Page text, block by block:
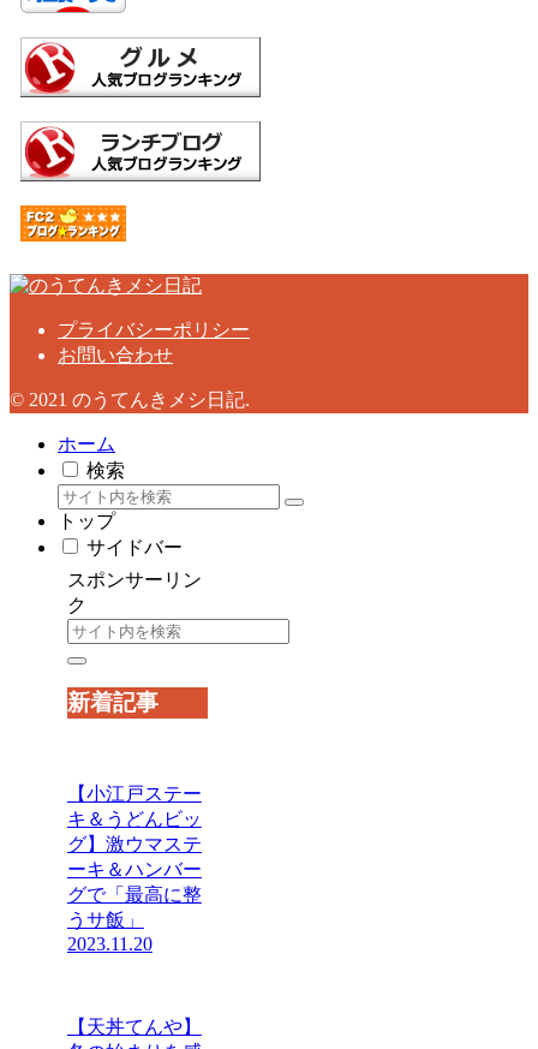
プライバシーポリシー
お問い合わせ
© 2021 のうてんきメシ日記.
ホーム
検索
トップ
サイドバー
スポンサーリン
ク
新着記事
【小江戸ステー
キ＆うどんビッ
グ】激ウマステ
ーキ＆ハンバー
グで「最高に整
うサ飯」
2023.11.20
【天丼てんや】